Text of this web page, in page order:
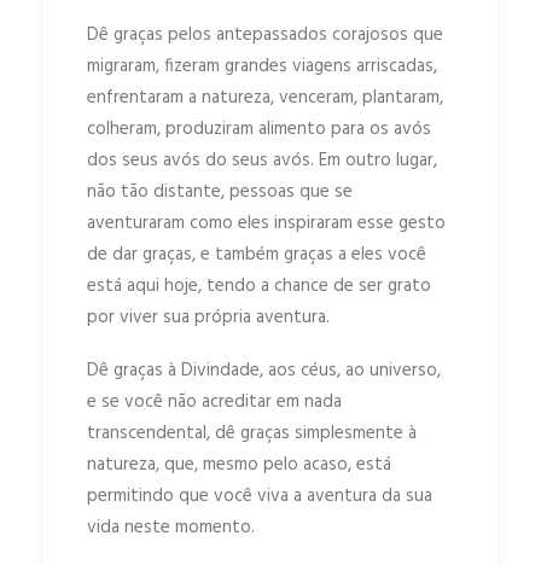
Dê graças pelos antepassados corajosos que
migraram, fizeram grandes viagens arriscadas,
enfrentaram a natureza, venceram, plantaram,
colheram, produziram alimento para os avós
dos seus avós do seus avós. Em outro lugar,
não tão distante, pessoas que se
aventuraram como eles inspiraram esse gesto
de dar graças, e também graças a eles você
está aqui hoje, tendo a chance de ser grato
por viver sua própria aventura.
Dê graças à Divindade, aos céus, ao universo,
e se você não acreditar em nada
transcendental, dê graças simplesmente à
natureza, que, mesmo pelo acaso, está
permitindo que você viva a aventura da sua
vida neste momento.